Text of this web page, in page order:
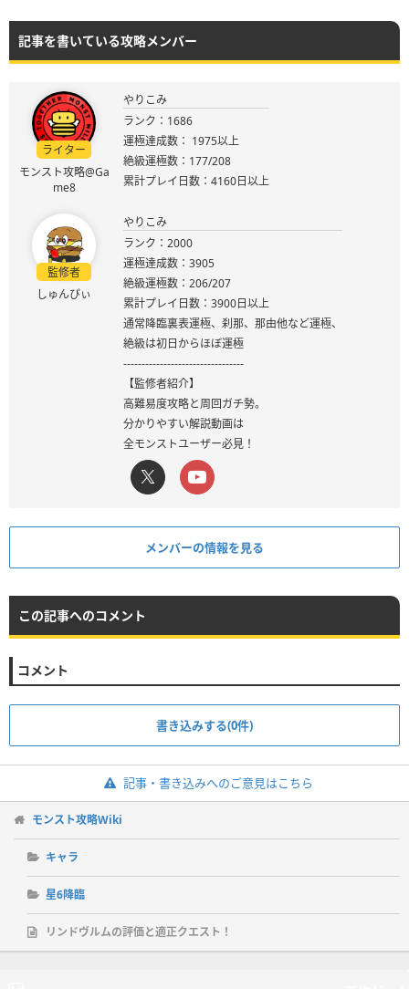
記事を書いている攻略メンバー
ライター
モンスト攻略@Ga
me8
やりこみ
ランク：1686
運極達成数： 1975以上
絶級運極数：177/208
累計プレイ日数：4160日以上
監修者
しゅんぴぃ
やりこみ
ランク：2000
運極達成数：3905
絶級運極数：206/207
累計プレイ日数：3900日以上
通常降臨裏表運極、刹那、那由他など運極、
絶級は初日からほぼ運極
---------------------------------
【監修者紹介】
高難易度攻略と周回ガチ勢。
分かりやすい解説動画は
全モンストユーザー必見！
メンバーの情報を見る
この記事へのコメント
コメント
書き込みする(0件)
記事・書き込みへのご意見はこちら
モンスト攻略Wiki
キャラ
星6降臨
リンドヴルムの評価と適正クエスト！